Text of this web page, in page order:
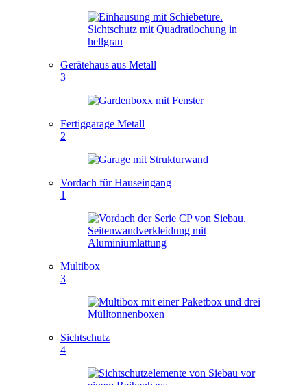
Gerätehaus aus Metall
3
Fertiggarage Metall
2
Vordach für Hauseingang
1
Multibox
3
Sichtschutz
4